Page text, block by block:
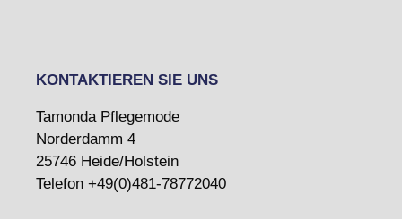
KONTAKTIEREN SIE UNS
Tamonda Pflegemode
Norderdamm 4
25746 Heide/Holstein
Telefon +49(0)481-78772040